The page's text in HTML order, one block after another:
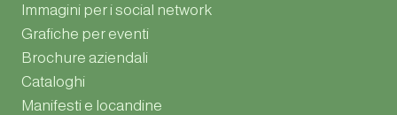
Immagini per i social network
Grafiche per eventi
Brochure aziendali
Cataloghi
Manifesti e locandine